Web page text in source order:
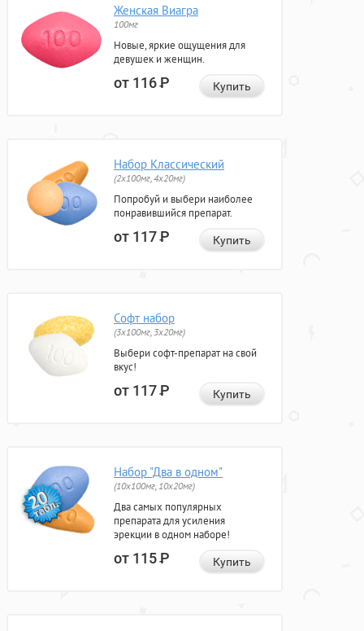
Женская Виагра
100мг
Новые, яркие ощущения для
девушек и женщин.
от 116Р Купить
Набор Классический
(2x100мг, 4x20мг)
Попробуй и выбери наиболее
понравившийся препарат.
от 117Р Купить
Софт набор
(3x100мг, 3x20мг)
Выбери софт-препарат на свой
вкус!
от 117Р Купить
Набор "Два в одном"
(10x100мг, 10x20мг)
Два самых популярных
препарата для усиления
эрекции в одном наборе!
от 115Р Купить